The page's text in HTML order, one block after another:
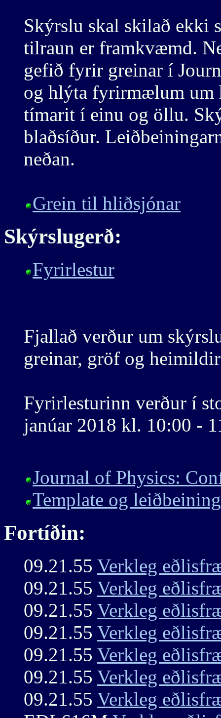
Skýrslu skal skilað ekki
tilraun er framkvæmd.
gefið fyrir greinar í
og hlýta fyrirmælum um
tímarit í einu og öllu.
blaðsíður.
neðan.
Grein til hliðsjónar
Skýrslugerð:
Fyrirlestur
Fjallað verður um
greinar, gröf og heimildir
Fyrirlesturinn verður í
janúar 2018 kl. 10:00 -
Journal of Physics:
Template og
Fortíðin:
09.21.55 Verkleg
09.21.55 Verkleg
09.21.55 Verkleg
09.21.55 Verkleg
09.21.55 Verkleg
09.21.55 Verkleg
09.21.55 Verkleg